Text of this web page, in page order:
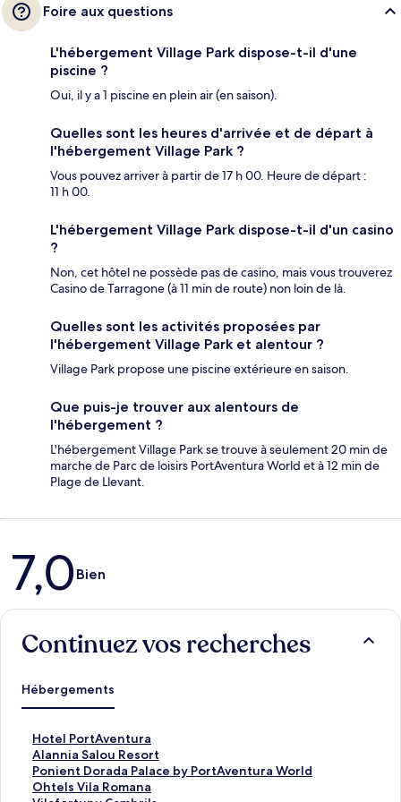
Foire aux questions
L'hébergement Village Park dispose-t-il d'une
piscine ?
Oui, il y a 1 piscine en plein air (en saison).
Quelles sont les heures d'arrivée et de départ à
l'hébergement Village Park ?
Vous pouvez arriver à partir de 17 h 00. Heure de départ :
11 h 00.
L'hébergement Village Park dispose-t-il d'un casino
?
Non, cet hôtel ne possède pas de casino, mais vous trouverez
Casino de Tarragone (à 11 min de route) non loin de là.
Quelles sont les activités proposées par
l'hébergement Village Park et alentour ?
Village Park propose une piscine extérieure en saison.
Que puis-je trouver aux alentours de
l'hébergement ?
L'hébergement Village Park se trouve à seulement 20 min de
marche de Parc de loisirs PortAventura World et à 12 min de
Plage de Llevant.
Avis
7,0Bien
Continuez vos recherches
Hébergements
Hotel PortAventura
L
i
e
n
Alannia Salou Resort
L
i
e
Ponient Dorada Palace by PortAventura World
L
iOhtels Vila Romana
L